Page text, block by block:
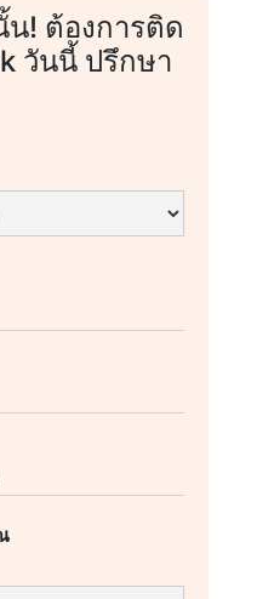
น! ต้องการติด
วันนี้ ปรึกษา